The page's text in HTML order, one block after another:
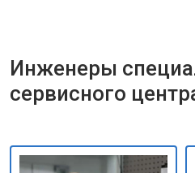
Инженеры
сервисного